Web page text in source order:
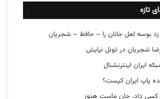
تازه
زد بوسه لعل جانان را – حافظ – شجریان
شجریان در تونل نیایش
ایران اینترنشنال
پاپ ایران کیست؟
کسی داد، جان ماست هنوز